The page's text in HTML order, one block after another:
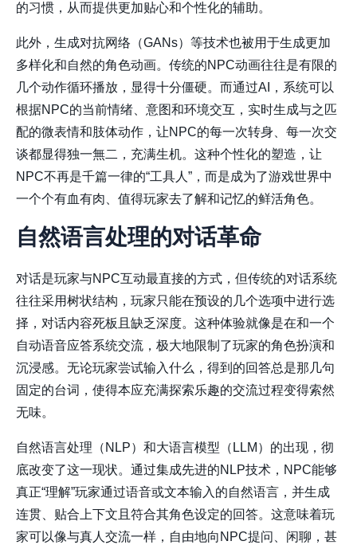
的习惯，从而提供更加贴心和个性化的辅助。
此外，生成对抗网络（GANs）等技术也被用于生成更加
多样化和自然的角色动画。传统的NPC动画往往是有限的
几个动作循环播放，显得十分僵硬。而通过AI，系统可以
根据NPC的当前情绪、意图和环境交互，实时生成与之匹
配的微表情和肢体动作，让NPC的每一次转身、每一次交
谈都显得独一無二，充满生机。这种个性化的塑造，让
NPC不再是千篇一律的“工具人”，而是成为了游戏世界中
一个个有血有肉、值得玩家去了解和记忆的鲜活角色。
自然语言处理的对话革命
对话是玩家与NPC互动最直接的方式，但传统的对话系统
往往采用树状结构，玩家只能在预设的几个选项中进行选
择，对话内容死板且缺乏深度。这种体验就像是在和一个
自动语音应答系统交流，极大地限制了玩家的角色扮演和
沉浸感。无论玩家尝试输入什么，得到的回答总是那几句
固定的台词，使得本应充满探索乐趣的交流过程变得索然
无味。
自然语言处理（NLP）和大语言模型（LLM）的出现，彻
底改变了这一现状。通过集成先进的NLP技术，NPC能够
真正“理解”玩家通过语音或文本输入的自然语言，并生成
连贯、贴合上下文且符合其角色设定的回答。这意味着玩
家可以像与真人交流一样，自由地向NPC提问、闲聊，甚